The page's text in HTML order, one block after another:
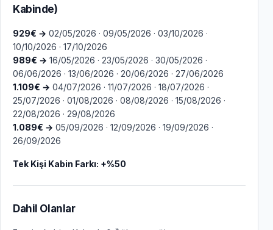
Kabinde)
929€ → 02/05/2026 · 09/05/2026 · 03/10/2026 ·
10/10/2026 · 17/10/2026
989€ → 16/05/2026 · 23/05/2026 · 30/05/2026 ·
06/06/2026 · 13/06/2026 · 20/06/2026 · 27/06/2026
1.109€ → 04/07/2026 · 11/07/2026 · 18/07/2026 ·
25/07/2026 · 01/08/2026 · 08/08/2026 · 15/08/2026 ·
22/08/2026 · 29/08/2026
1.089€ → 05/09/2026 · 12/09/2026 · 19/09/2026 ·
26/09/2026
Tek Kişi Kabin Farkı: +%50
Dahil Olanlar